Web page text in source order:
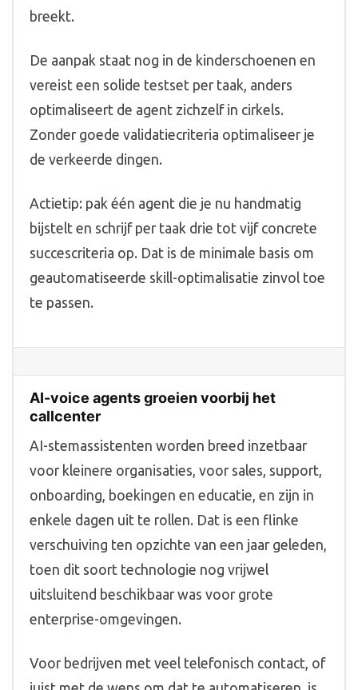
breekt.
De aanpak staat nog in de kinderschoenen en
vereist een solide testset per taak, anders
optimaliseert de agent zichzelf in cirkels.
Zonder goede validatiecriteria optimaliseer je
de verkeerde dingen.
Actietip: pak één agent die je nu handmatig
bijstelt en schrijf per taak drie tot vijf concrete
succescriteria op. Dat is de minimale basis om
geautomatiseerde skill-optimalisatie zinvol toe
te passen.
AI-voice agents groeien voorbij het
callcenter
AI-stemassistenten worden breed inzetbaar
voor kleinere organisaties, voor sales, support,
onboarding, boekingen en educatie, en zijn in
enkele dagen uit te rollen. Dat is een flinke
verschuiving ten opzichte van een jaar geleden,
toen dit soort technologie nog vrijwel
uitsluitend beschikbaar was voor grote
enterprise-omgevingen.
Voor bedrijven met veel telefonisch contact, of